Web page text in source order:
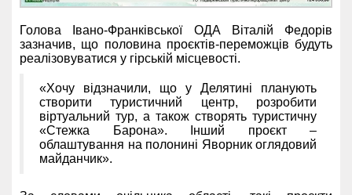
Голова Івано-Франківської ОДА Віталій Федорів
зазначив, що половина проєктів-переможців будуть
реалізовуватися у гірській місцевості.
«Хочу відзначили, що у Делятині планують
створити туристичний центр, розробити
віртуальний тур, а також створять туристичну
«Стежка Барона». Інший проєкт –
облаштування на полонині Яворник оглядовий
майданчик».